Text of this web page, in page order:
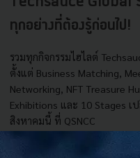
ทุกอย่างที่ต้องรู้ก่อนไป!
รวมทุกกิจกรรมไฮไลต์
ตั้งแต่ Business Matching,
Networking, NFT Treasure
Exhibitions และ 10 Stages
สิงหาคมนี้ ที่ QSNCC